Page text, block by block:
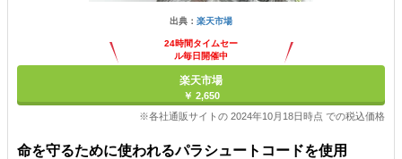
出典： 楽天市場
24時間タイムセー
ル毎日開催中
楽天市場
￥ 2,650
※各社通販サイトの 2024年10月18日時点 での税込価格
命を守るために使われるパラシュートコードを使用